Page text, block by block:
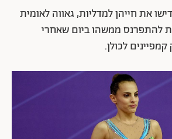
את חייהן למדליות, גאווה לאומית
להתפרנס ממשהו ביום שאחרי
לכולן.